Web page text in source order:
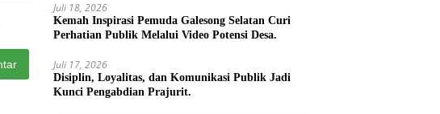
Juli 18, 2026
Kemah Inspirasi Pemuda Galesong Selatan Curi
Perhatian Publik Melalui Video Potensi Desa.
Juli 17, 2026
Disiplin, Loyalitas, dan Komunikasi Publik Jadi
Kunci Pengabdian Prajurit.